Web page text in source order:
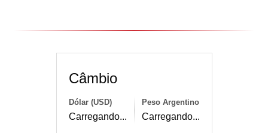
Câmbio
Dólar (USD)
Carregando...
Peso Argentino
Carregando...